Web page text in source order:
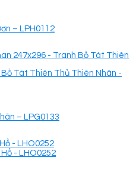
– LPH0112
– LPG0133